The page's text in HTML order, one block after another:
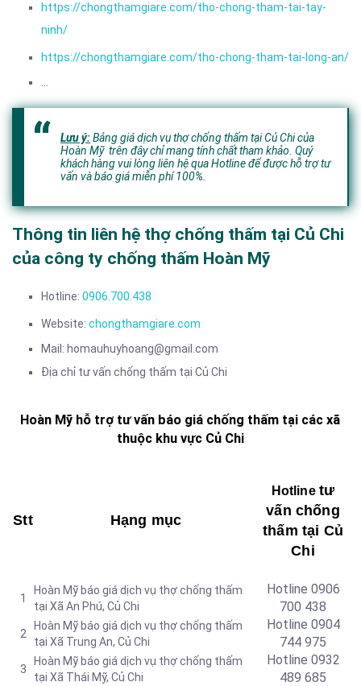
https://chongthamgiare.com/tho-chong-tham-tai-tay-
ninh/
https://chongthamgiare.com/tho-chong-tham-tai-long-an/
…
Lưu ý:Bảng giá dịch vụ thợ chống thấm tại Củ Chi của
Hoàn Mỹ trên đây chỉ mang tính chất tham khảo. Quý
khách hàng vui lòng liên hệ qua Hotline để được hỗ trợ tư
vấn và báo giá miễn phí 100%.
Thông tin liên hệ thợ chống thấm tại Củ Chi
của công ty chống thấm Hoàn Mỹ
Hotline: 0906.700.438
Website: chongthamgiare.com
Mail: homauhuyhoang@gmail.com
Địa chỉ tư vấn chống thấm tại Củ Chi
Hoàn Mỹ hỗ trợ tư vấn báo giá chống thấm tại các xã
thuộc khu vực Củ Chi
Stt Hạng mục
Hotlinetư
vấn chống
thấm tại Củ
Chi
1
Hoàn Mỹ báo giá dịch vụ thợ chống thấm
tại Xã An Phú, Củ Chi
Hotline 0906
700 438
2
Hoàn Mỹ báo giá dịch vụ thợ chống thấm
tại Xã Trung An, Củ Chi
Hotline 0904
744 975
3
Hoàn Mỹ báo giá dịch vụ thợ chống thấm
tại Xã Thái Mỹ, Củ Chi
Hotline 0932
489 685